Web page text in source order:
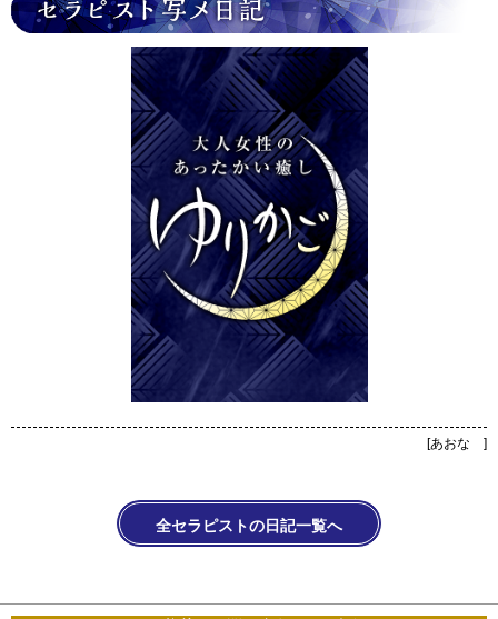
[あおな ]
全セラピストの日記一覧へ